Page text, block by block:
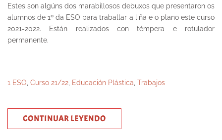
Estes son algúns dos marabillosos debuxos que presentaron os
alumnos de 1º da ESO para traballar a liña e o plano este curso
2021-2022. Están realizados con témpera e rotulador
permanente.
1 ESO Curso 21/22 Educación Plástica Trabajos
CONTINUAR LEYENDO